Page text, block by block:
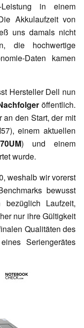
Leistung in einem
Akkulaufzeit von
uns damals nicht
die hochwertige
Daten kamen
Hersteller Dell nun
öffentlich.
an den Start, der mit
einem aktuellen
) und einem
wurde.
weshalb wir vorerst
bewusst
Laufzeit,
nur ihre Gültigkeit
Qualitäten des
Seriengerätes